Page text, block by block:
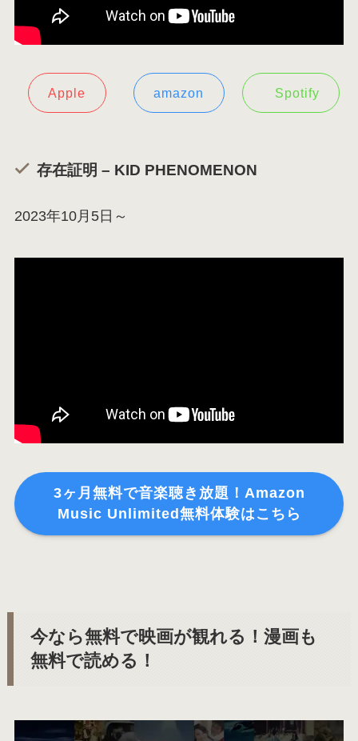
Apple amazon Spotify
存在証明 – KID PHENOMENON
2023年10月5日～
3ヶ月無料で音楽聴き放題！Amazon
Music Unlimited無料体験はこちら
今なら無料で映画が観れる！漫画も
無料で読める！